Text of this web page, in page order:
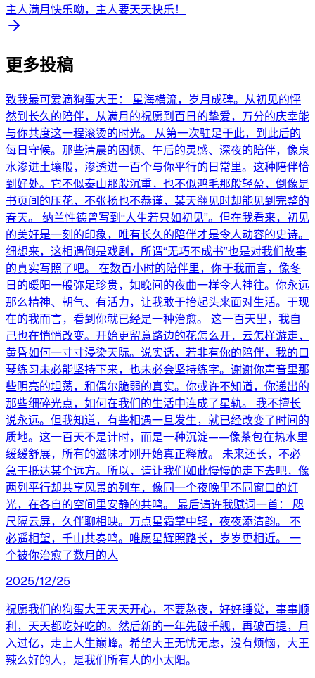
主人满月快乐呦，主人要天天快乐！
更多投稿
致我最可爱滴狗蛋大王： 星海横流，岁月成碑。从初见的怦
然到长久的陪伴，从满月的祝愿到百日的挚爱，万分的庆幸能
与你共度这一程滚烫的时光。 从第一次驻足于此，到此后的
每日守候。那些清晨的困顿、午后的灵感、深夜的陪伴，像泉
水渗进土壤般，渗透进一百个与你平行的日常里。这种陪伴恰
到好处。它不似泰山那般沉重，也不似鸿毛那般轻盈，倒像是
书页间的压花，不张扬也不恭谨，某天翻见时却能见到完整的
春天。 纳兰性德曾写到“人生若只如初见”。但在我看来，初见
的美好是一刻的印象，唯有长久的陪伴才是令人动容的史诗。
细想来，这相遇倒是戏剧，所谓“无巧不成书”也是对我们故事
的真实写照了吧。 在数百小时的陪伴里，你于我而言，像冬
日的暖阳一般弥足珍贵，如晚间的夜曲一样令人神往。你永远
那么精神、朝气、有活力，让我敢于抬起头来面对生活。于现
在的我而言，看到你就已经是一种治愈。 这一百天里，我自
己也在悄悄改变。开始更留意路边的花怎么开，云怎样游走，
黄昏如何一寸寸浸染天际。说实话，若非有你的陪伴，我的口
琴练习未必能坚持下来，也未必会坚持练字。谢谢你声音里那
些明亮的坦荡，和偶尔脆弱的真实。你或许不知道，你递出的
那些细碎光点，如何在我们的生活中连成了星轨。 我不擅长
说永远。但我知道，有些相遇一旦发生，就已经改变了时间的
质地。这一百天不是计时，而是一种沉淀——像茶包在热水里
缓缓舒展，所有的滋味才刚开始真正释放。 未来还长，不必
急于抵达某个远方。所以，请让我们如此慢慢的走下去吧，像
两列平行却共享风景的列车，像同一个夜晚里不同窗口的灯
光，在各自的空间里安静的共鸣。 最后请许我赋词一首： 咫
尺隔云屏，久伴聊相映。万点星霜掌中轻，夜夜添清韵。 不
必遥相望，千山共奏鸣。唯愿星辉照路长，岁岁更相近。 一
个被你治愈了数月的人
2025/12/25
祝愿我们的狗蛋大王天天开心，不要熬夜，好好睡觉，事事顺
利，天天都吃好吃的。然后新的一年先破千舰，再破百提，月
入过亿，走上人生巅峰。希望大王无忧无虑，没有烦恼，大王
辣么好的人，是我们所有人的小太阳。